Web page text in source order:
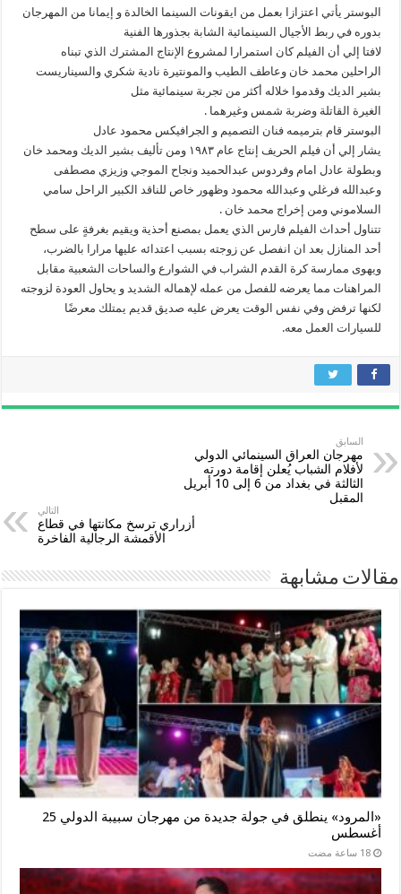
البوستر يأتي اعتزازا بعمل من ايقونات السينما الخالدة و إيمانا من المهرجان
بدوره في ربط الأجيال السينمائية الشابة بجذورها الفنية
لافتا إلي أن الفيلم كان استمرارا لمشروع الإنتاج المشترك الذي تبناه
الراحلين محمد خان وعاطف الطيب والمونتيرة نادية شكري والسيناريست
بشير الديك وقدموا خلاله أكثر من تجربة سينمائية مثل
الغيرة القاتلة وضربة شمس وغيرهما .
البوستر قام بترميمه فنان التصميم و الجرافيكس محمود عادل
يشار إلي أن فيلم الحريف إنتاج عام ١٩٨٣ ومن تأليف بشير الديك ومحمد خان
وبطولة عادل امام وفردوس عبدالحميد ونجاح الموجي وزيزي مصطفى
وعبدالله فرغلي وعبدالله محمود وظهور خاص للناقد الكبير الراحل سامي
السلاموني ومن إخراج محمد خان .
تتناول أحداث الفيلم فارس الذي يعمل بمصنع أحذية ويقيم بغرفةٍ على سطح
أحد المنازل بعد ان انفصل عن زوجته بسبب اعتدائه عليها مرارا بالضرب،
ويهوى ممارسة كرة القدم الشراب في الشوارع والساحات الشعبية مقابل
المراهنات مما يعرضه للفصل من عمله لإهماله الشديد و يحاول العودة لزوجته
لكنها ترفض وفي نفس الوقت يعرض عليه صديق قديم يمتلك معرضًا
للسيارات العمل معه.
السابق
مهرجان العراق السينمائي الدولي
لأفلام الشباب يُعلن إقامة دورته
الثالثة في بغداد من 6 إلى 10 أبريل
المقبل
التالي
أزراري ترسخ مكانتها في قطاع
الأقمشة الرجالية الفاخرة
مقالات مشابهة
«المرود» ينطلق في جولة جديدة من مهرجان سبيبة الدولي 25
أغسطس
‏18 ساعة مضت